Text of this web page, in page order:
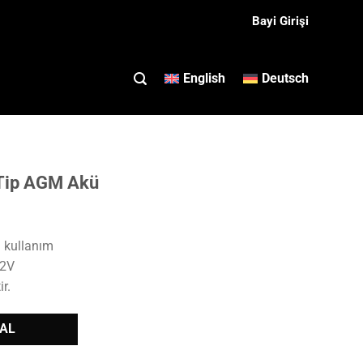
Bayi Girişi
English Deutsch
AGM Akü